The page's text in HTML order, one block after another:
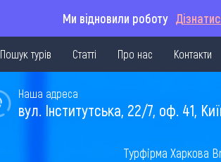
Ми відновили роботу
Пошук турів Статті Про нас Контакти
Наша адреса
вул. Інститутська, 22/7, оф. 41,
Турфірма Харкова